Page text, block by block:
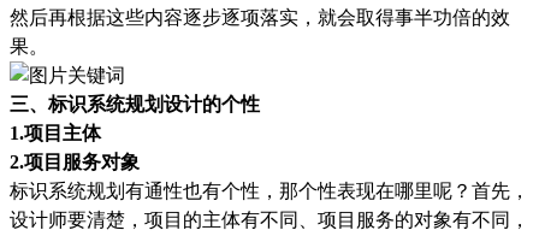
然后再根据这些内容逐步逐项落实，就会取得事半功倍的效
果。
三、标识系统规划设计的个性
1.项目主体
2.项目服务对象
标识系统规划有通性也有个性 ，那个性表现在哪里呢？首先，
设计师要清楚， 项目的主体有不同、 项目服务的对象有不同 ，